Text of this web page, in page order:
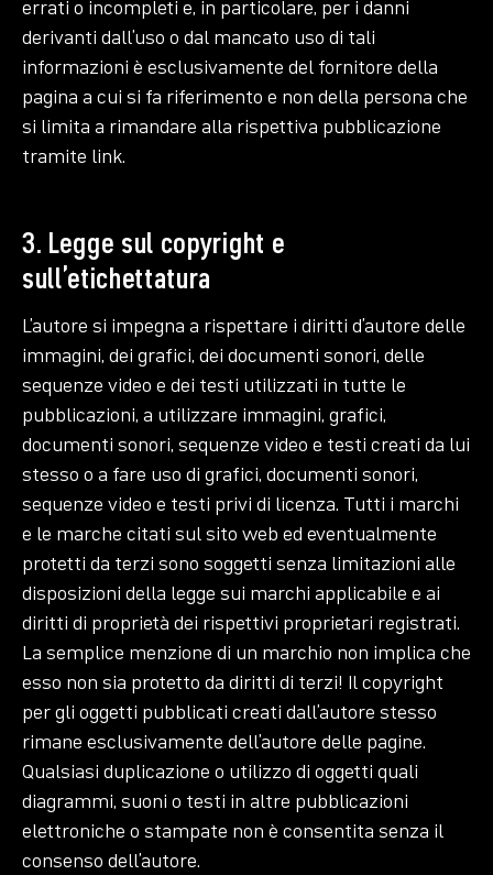
errati o incompleti e, in particolare, per i danni
derivanti dall’uso o dal mancato uso di tali
informazioni è esclusivamente del fornitore della
pagina a cui si fa riferimento e non della persona che
si limita a rimandare alla rispettiva pubblicazione
tramite link.
3. Legge sul copyright e
sull’etichettatura
L’autore si impegna a rispettare i diritti d’autore delle
immagini, dei grafici, dei documenti sonori, delle
sequenze video e dei testi utilizzati in tutte le
pubblicazioni, a utilizzare immagini, grafici,
documenti sonori, sequenze video e testi creati da lui
stesso o a fare uso di grafici, documenti sonori,
sequenze video e testi privi di licenza. Tutti i marchi
e le marche citati sul sito web ed eventualmente
protetti da terzi sono soggetti senza limitazioni alle
disposizioni della legge sui marchi applicabile e ai
diritti di proprietà dei rispettivi proprietari registrati.
La semplice menzione di un marchio non implica che
esso non sia protetto da diritti di terzi! Il copyright
per gli oggetti pubblicati creati dall’autore stesso
rimane esclusivamente dell’autore delle pagine.
Qualsiasi duplicazione o utilizzo di oggetti quali
diagrammi, suoni o testi in altre pubblicazioni
elettroniche o stampate non è consentita senza il
consenso dell’autore.